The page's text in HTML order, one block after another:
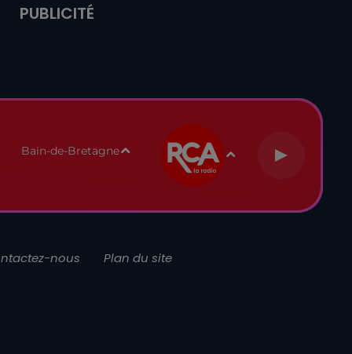
PUBLICITÉ
Bain-de-Bretagne
nous Plan du site